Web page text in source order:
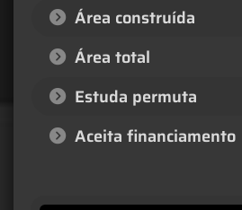
Área construída
Área total
Estuda permuta
Aceita financiamento